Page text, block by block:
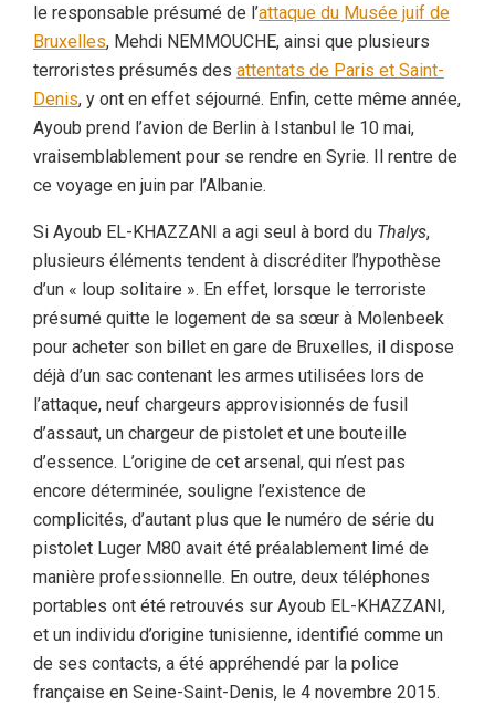
le responsable présumé de l’attaque du Musée juif de
Bruxelles, Mehdi NEMMOUCHE, ainsi que plusieurs
terroristes présumés des attentats de Paris et Saint-
Denis, y ont en effet séjourné. Enfin, cette même année,
Ayoub prend l’avion de Berlin à Istanbul le 10 mai,
vraisemblablement pour se rendre en Syrie. Il rentre de
ce voyage en juin par l’Albanie.
Si Ayoub EL-KHAZZANI a agi seul à bord du Thalys,
plusieurs éléments tendent à discréditer l’hypothèse
d’un « loup solitaire ». En effet, lorsque le terroriste
présumé quitte le logement de sa sœur à Molenbeek
pour acheter son billet en gare de Bruxelles, il dispose
déjà d’un sac contenant les armes utilisées lors de
l’attaque, neuf chargeurs approvisionnés de fusil
d’assaut, un chargeur de pistolet et une bouteille
d’essence. L’origine de cet arsenal, qui n’est pas
encore déterminée, souligne l’existence de
complicités, d’autant plus que le numéro de série du
pistolet Luger M80 avait été préalablement limé de
manière professionnelle. En outre, deux téléphones
portables ont été retrouvés sur Ayoub EL-KHAZZANI,
et un individu d’origine tunisienne, identifié comme un
de ses contacts, a été appréhendé par la police
française en Seine-Saint-Denis, le 4 novembre 2015.